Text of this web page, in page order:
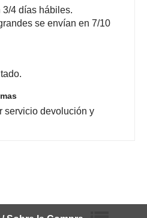
3/4 días hábiles.
se envían en 7/10
servicio devolución y